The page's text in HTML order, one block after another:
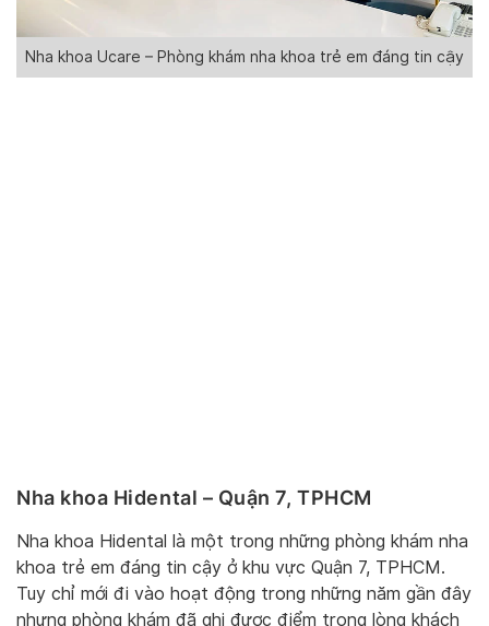
Nha khoa Ucare – Phòng khám nha khoa trẻ em đáng tin cậy
Nha khoa Hidental – Quận 7, TPHCM
Nha khoa Hidental là một trong những phòng khám nha
khoa trẻ em đáng tin cậy ở khu vực Quận 7, TPHCM.
Tuy chỉ mới đi vào hoạt động trong những năm gần đây
nhưng phòng khám đã ghi được điểm trong lòng khách